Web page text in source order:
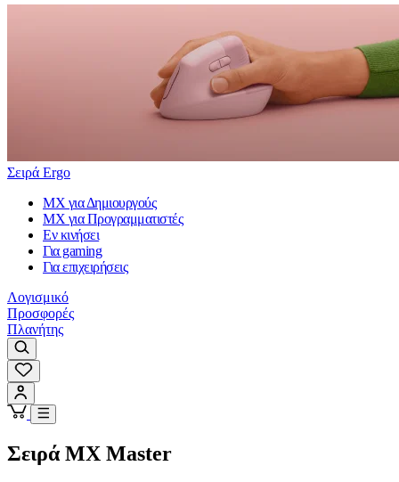
Σειρά Ergo
MX για Δημιουργούς
MX για Προγραμματιστές
Εν κινήσει
Για gaming
Για επιχειρήσεις
Λογισμικό
Προσφορές
Πλανήτης
Σειρά MX Master